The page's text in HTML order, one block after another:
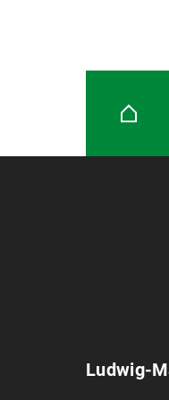
Ludwig-